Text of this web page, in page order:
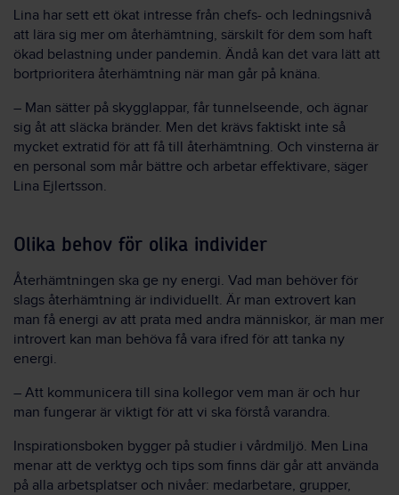
Lina har sett ett ökat intresse från chefs- och ledningsnivå
att lära sig mer om återhämtning, särskilt för dem som haft
ökad belastning under pandemin. Ändå kan det vara lätt att
bortprioritera återhämtning när man går på knäna.
– Man sätter på skygglappar, får tunnelseende, och ägnar
sig åt att släcka bränder. Men det krävs faktiskt inte så
mycket extratid för att få till återhämtning. Och vinsterna är
en personal som mår bättre och arbetar effektivare, säger
Lina Ejlertsson.
Olika behov för olika individer
Återhämtningen ska ge ny energi. Vad man behöver för
slags återhämtning är individuellt. Är man extrovert kan
man få energi av att prata med andra människor, är man mer
introvert kan man behöva få vara ifred för att tanka ny
energi.
– Att kommunicera till sina kollegor vem man är och hur
man fungerar är viktigt för att vi ska förstå varandra.
Inspirationsboken bygger på studier i vårdmiljö. Men Lina
menar att de verktyg och tips som finns där går att använda
på alla arbetsplatser och nivåer: medarbetare, grupper,